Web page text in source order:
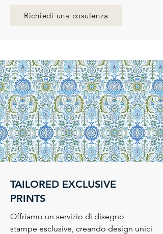
Richiedi una cosulenza
TAILORED EXCLUSIVE
PRINTS
Offriamo un servizio di disegno
stampe esclusive, creando design unici